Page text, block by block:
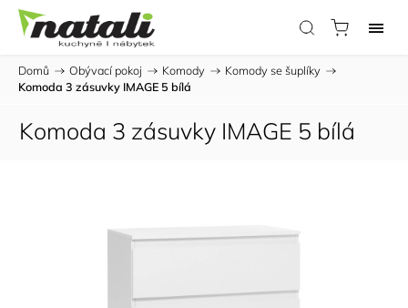
Domů / Obývací pokoj / Komody / Komody se šuplíky /
Komoda 3 zásuvky IMAGE 5 bílá
Komoda 3 zásuvky IMAGE 5 bílá